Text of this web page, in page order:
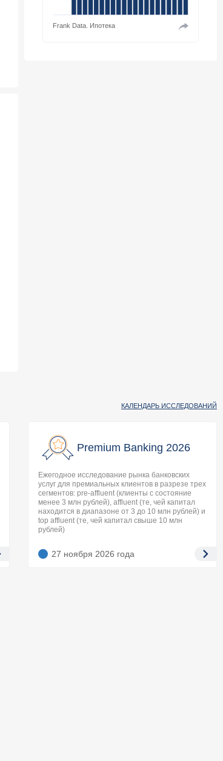
Frank Data. Ипотека
КАЛЕНДАРЬ ИССЛЕДОВАНИЙ
Premium Banking 2026
Ежегодное исследование рынка банковских
услуг для премиальных клиентов в разрезе трех
сегментов: pre-affluent (клиенты с состояние
менее 3 млн рублей), affluent (те, чей капитал
находится в диапазоне от 3 до 10 млн рублей) и
top affluent (те, чей капитал свыше 10 млн
рублей)
27 ноября 2026 года